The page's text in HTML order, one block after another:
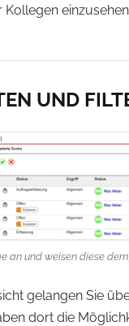
UND
an und weisen diese
gelangen Sie
dort die